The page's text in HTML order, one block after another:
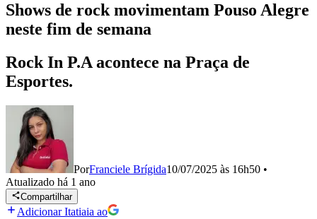
Shows de rock movimentam Pouso Alegre
neste fim de semana
Rock In P.A acontece na Praça de
Esportes.
PorFranciele Brígida10/07/2025 às 16h50 •
Atualizado há 1 ano
Compartilhar
Adicionar Itatiaia ao